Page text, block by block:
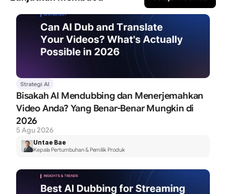
Strategi AI
Bisakah AI Mendubbing dan Menerjemahkan
Video Anda? Yang Benar-Benar Mungkin di
2026
5 Agu 2026
Untae Bae
Kepala Pertumbuhan & Pemilik Produk